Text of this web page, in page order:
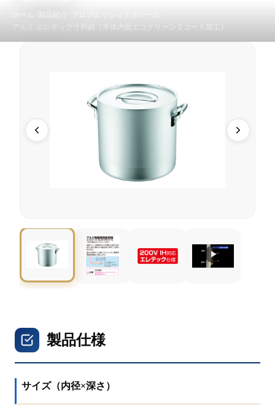
ホーム 製品紹介
アルミ エレテック寸胴鍋（本体内面エコクリーン２コート加工）
製品仕様
サイズ（内径×深さ）